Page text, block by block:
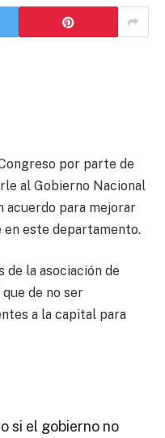
por parte de
al Gobierno Nacional
acuerdo para mejorar
en este departamento.
de la asociación de
de no ser
a la capital para
si el gobierno no